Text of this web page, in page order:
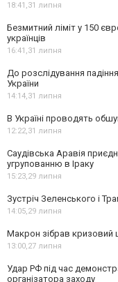
18:41,31 липня
Безмитний ліміт у 150
українців
16:41,31 липня
До розслідування
України
14:14,31 липня
В Україні проводять
12:22,31 липня
Саудівська Аравія
угрупованню в Іраку
15:23,29 липня
Зустріч Зеленського і
14:05,29 липня
Макрон зібрав кризовий
13:00,27 липня
Удар РФ під час
організатора заходу